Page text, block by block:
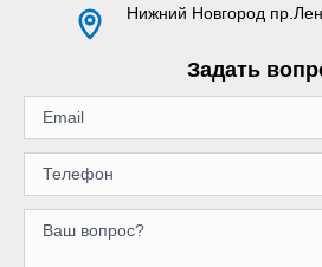
Нижний Новгород
Задать